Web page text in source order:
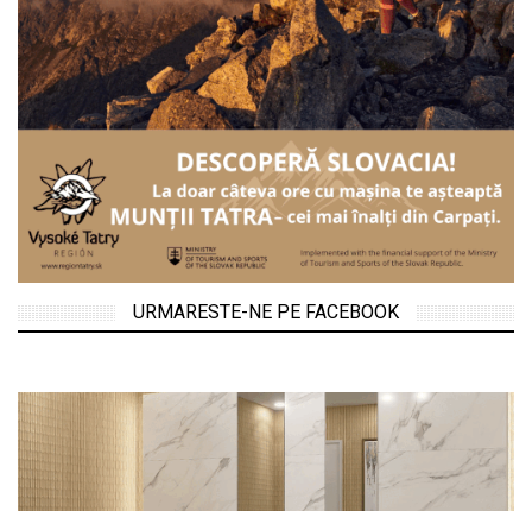
URMARESTE-NE PE FACEBOOK